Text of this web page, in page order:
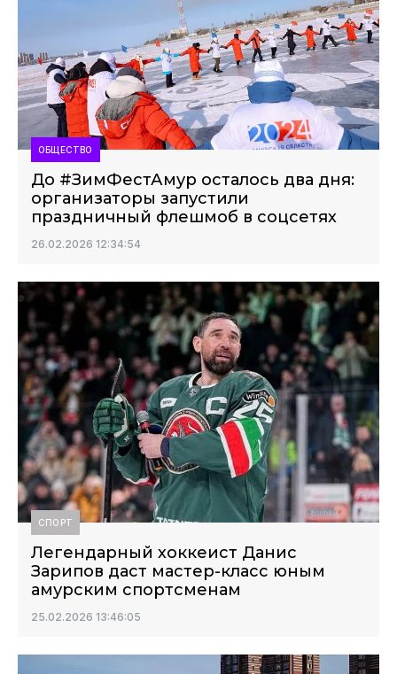
ОБЩЕСТВО
До #ЗимФестАмур осталось два дня:
организаторы запустили
праздничный флешмоб в соцсетях
26.02.2026 12:34:54
СПОРТ
Легендарный хоккеист Данис
Зарипов даст мастер-класс юным
амурским спортсменам
25.02.2026 13:46:05